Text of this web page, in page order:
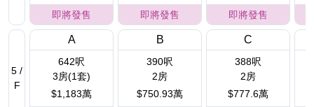
5 /
F
即將發售 即將發售 即將發售
A
642呎
3房(1套)
$1,183萬
B
390呎
2房
$750.93萬
C
388呎
2房
$777.6萬